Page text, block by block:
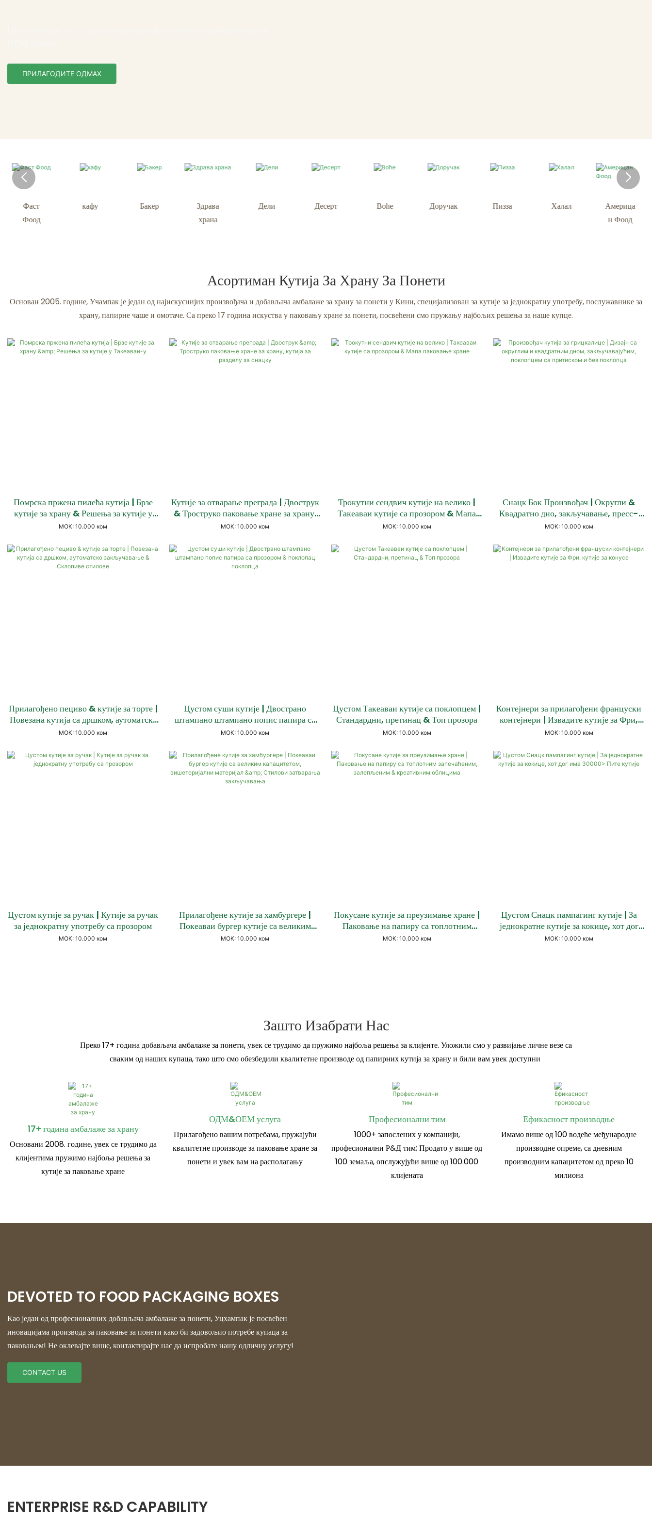
ПРИЛАГОДИТЕ ОДМАХ
кафу Бакер
Здрава
Дели Десерт Воће Доручак Пизза Халал
Америца
Мекицан
Фоод
Асортиман Кутија За Храну За Понети
Основан 2005. године, Учампак је један од најискуснијих произвођача и добављача амбалаже за храну за понети у Кини, специјализован за кутије за једнократну употребу, послужавнике за
храну, папирне чаше и омотаче. Са преко 17 година искуства у паковању хране за понети, посвећени смо пружању најбољих решења за наше купце.
Помрска пржена пилећа кутија | Брзе
кутије за храну & Решења за кутије у
Такеаваи-у
МОК: 10.000 ком
Кутије за отварање преграда | Двострук
& Троструко паковање хране за храну,
кутија за разделу за снацку
МОК: 10.000 ком
Трокутни сендвич кутије на велико |
Такеаваи кутије са прозором & Мапа
паковање хране
МОК: 10.000 ком
Снацк Бок Произвођач | Округли &
Квадратно дно, закључавање, пресс-
поклопац & Дизајн без поклопца
МОК: 10.000 ком
Прилагођено пециво & кутије за торте |
Повезана кутија са дршком, аутоматско
закључавање & Склопиве стилове
МОК: 10.000 ком
Цустом суши кутије | Двострано
штампано штампано попис папира са
прозором & поклопац поклопца
МОК: 10.000 ком
Цустом Такеаваи кутије са поклопцем |
Стандардни, претинац & Топ прозора
МОК: 10.000 ком
Контејнери за прилагођени француски
контејнери | Извадите кутије за Фри,
кутије за конусе
МОК: 10.000 ком
Цустом кутије за ручак | Кутије за ручак
за једнократну употребу са прозором
МОК: 10.000 ком
Прилагођене кутије за хамбургере |
Покеаваи бургер кутије са великим
капацитетом, вишетеријални материјал
МОК: 10.000 ком
Покусане кутије за преузимање хране |
Паковање на папиру са топлотним
запечаћеним, залепљеним &
МОК: 10.000 ком
Цустом Снацк пампагинг кутије | За
једнократне кутије за кокице, хот дог
има 30000> Пите кутије
МОК: 10.000 ком
Зашто Изабрати Нас
Преко 17+ година добављача амбалаже за понети, увек се трудимо да пружимо најбоља решења за клијенте. Уложили смо у развијање личне везе са
сваким од наших купаца, тако што смо обезбедили квалитетне производе од папирних кутија за храну и били вам увек доступни
17+ година амбалаже за храну
Основани 2008. године, увек се трудимо да
клијентима пружимо најбоља решења за
кутије за паковање хране
ОДМ&ОЕМ услуга
Прилагођено вашим потребама, пружајући
квалитетне производе за паковање хране за
понети и увек вам на располагању
Професионални тим
1000+ запослених у компанији,
професионални Р&Д тим; Продато у више од
100 земаља, опслужујући више од 100.000
клијената
Ефикасност производње
Имамо више од 100 водеће међународне
производне опреме, са дневним
производним капацитетом од преко 10
милиона
DEVOTED TO FOOD PACKAGING BOXES
Као један од професионалних добављача амбалаже за понети, Уцхампак је посвећен
иновацијама производа за паковање за понети како би задовољио потребе купаца за
паковањем! Не оклевајте више, контактирајте нас да испробате нашу одличну услугу!
CONTACT US
ENTERPRISE R&D CAPABILITY